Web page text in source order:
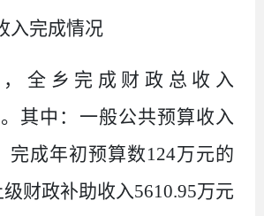
入完成情况
，全乡完成财政总收入
其中：一般公共预算收入
完成年初预算数124万元的
级财政补助收入5610.95万元